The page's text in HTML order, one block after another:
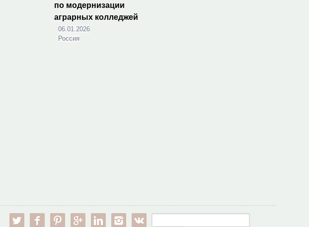
по модернизации
аграрных колледжей
06.01.2026
Россия
twitter facebookpinterestgoogle-pllinkedin instagram